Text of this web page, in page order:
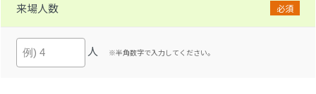
来場人数 必須
人 ※半角数字で入力してください。